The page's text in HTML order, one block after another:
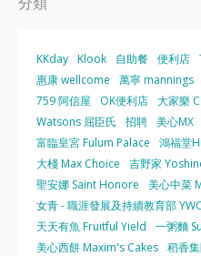
KKday Klook 自助餐 便利店
惠康 wellcome
萬寧 mannings
759 阿信屋
OK便利店 大家樂
Watsons 屈臣氏
招聘 美心MX
富臨皇宮 Fulum Palace
鴻福堂
大棧 Max Choice
吉野家
聖安娜 Saint Honore
美心中菜
女青 - 職涯發展及持續教育部
天天有魚 Fruitful Yield
一粥麵
美心西餅 Maxim's Cakes 稻香